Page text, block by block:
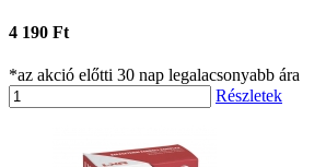
4 190 Ft
*az akció előtti 30 nap legalacsonyabb ára
Részletek